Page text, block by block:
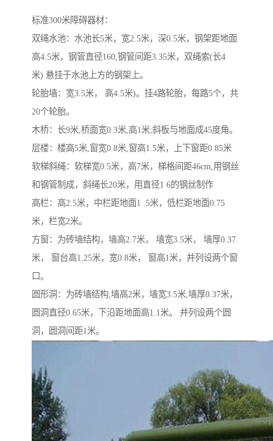
标准300米障碍器材：
双绳水池：水池长5米，宽2.5米，深0.5米，钢架距地面
高4.5米，钢管直径160,钢管间距3.35米，双绳索(长4
米) 悬挂于水池上方的钢架上。
轮胎墙：宽3.5米， 高4.5米)。挂4路轮胎，每路5个，共
20个轮胎。
木桥：长9米,桥面宽0.3米,高1米;斜板与地面成45度角。
层楼：楼高5米,窗宽0.8米,窗高1.5米，上下窗距0.85米
软梯斜绳：软梯宽0.5米，高7米，梯格间距46cm,用钢丝
和钢管制成，斜绳长20米，用直径1 6的钢丝制作
高栏：高2.5米，中栏距地面1 .5米，低栏距地面0.75
米，栏宽2米。
方窗：为砖墙结构，墙高2.7米， 墙宽3.5米， 墙厚0.37
米， 窗台高1.25米，宽0.8米， 窗高1米，并列设两个窗
口。
圆形洞：为砖墙结构,墙高2米，墙宽3.5米,墙厚0.37米，
圆洞直径0.65米，下沿距地面高1.1米。 并列设两个圆
洞，圆洞间距1米。